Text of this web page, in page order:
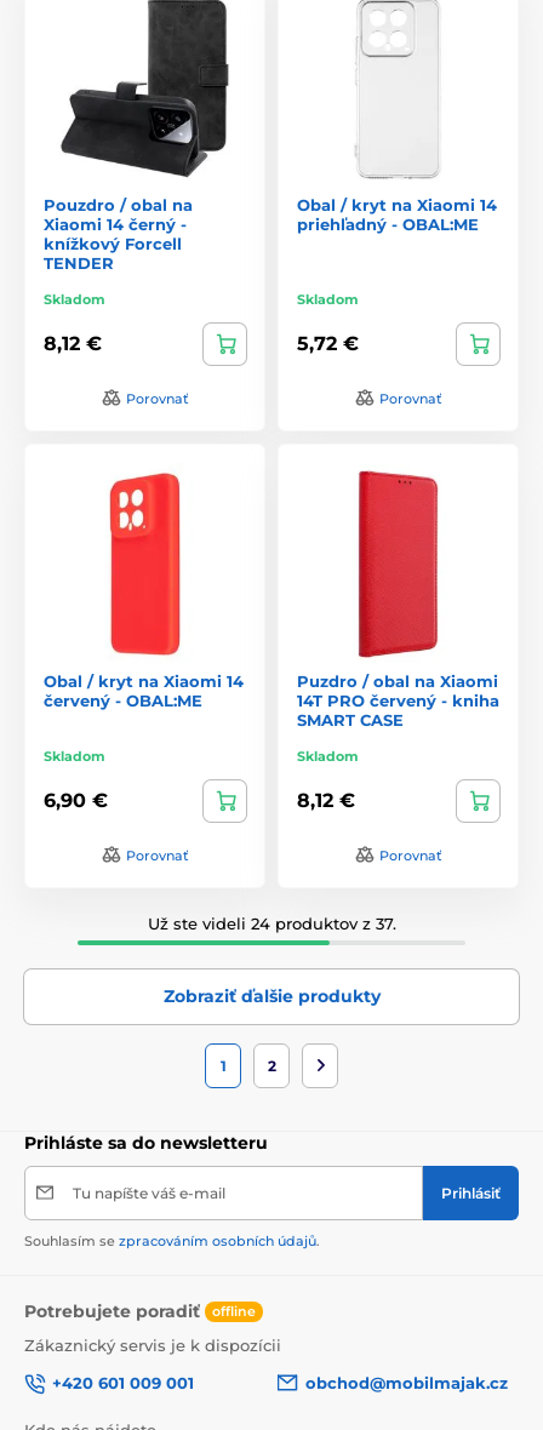
Pouzdro / obal na
Xiaomi 14 černý -
knížkový Forcell
TENDER
Skladom
8,12 €
Porovnať
Obal / kryt na Xiaomi 14
priehľadný - OBAL:ME
Skladom
5,72 €
Porovnať
Obal / kryt na Xiaomi 14
červený - OBAL:ME
Skladom
6,90 €
Porovnať
Puzdro / obal na Xiaomi
14T PRO červený - kniha
SMART CASE
Skladom
8,12 €
Porovnať
Už ste videli 24 produktov z 37.
Zobraziť ďalšie produkty
1 2
Prihláste sa do newsletteru
Tu napíšte váš e-mail Prihlásiť
Souhlasím se zpracováním osobních údajů.
Potrebujete poradiť offline
Zákaznický servis je k dispozícii
+420 601 009 001
obchod@mobilmajak.cz